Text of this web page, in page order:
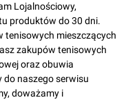
Lojalnościowy,
produktów do 30 dni.
tenisowych mieszczących
zakupów tenisowych
oraz obuwia
do naszego serwisu
doważamy i